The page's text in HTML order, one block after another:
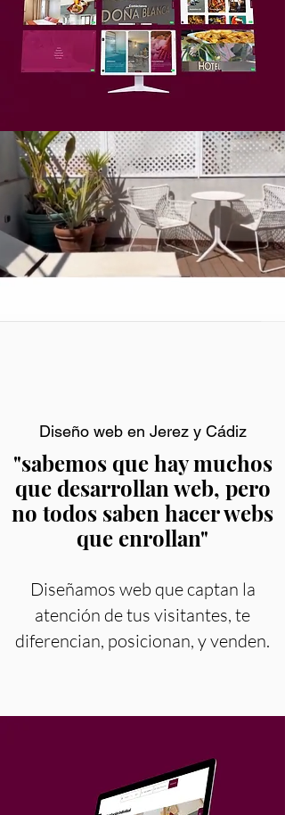
Diseño web en Jerez y Cádiz
"sabemos que hay muchos
que desarrollan web, pero
no todos saben hacer webs
que enrollan"
Diseñamos web que captan la
atención de tus visitantes, te
diferencian, posicionan, y venden.